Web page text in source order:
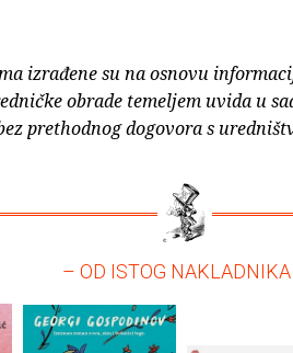
izrađene su na osnovu
obrade temeljem uvida u
prethodnog dogovora s
– OD ISTOG